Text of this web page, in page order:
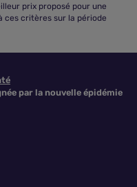
prix proposé pour une
ces critères sur la période
par la nouvelle épidémie